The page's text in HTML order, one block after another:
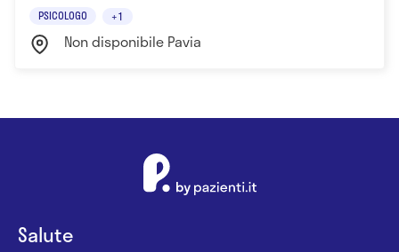
PSICOLOGO +1
Non disponibile Pavia
Salute